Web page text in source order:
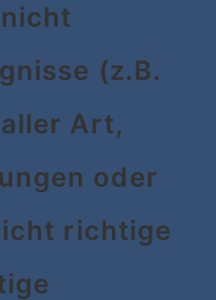
(z.B.
Art,
oder
richtige